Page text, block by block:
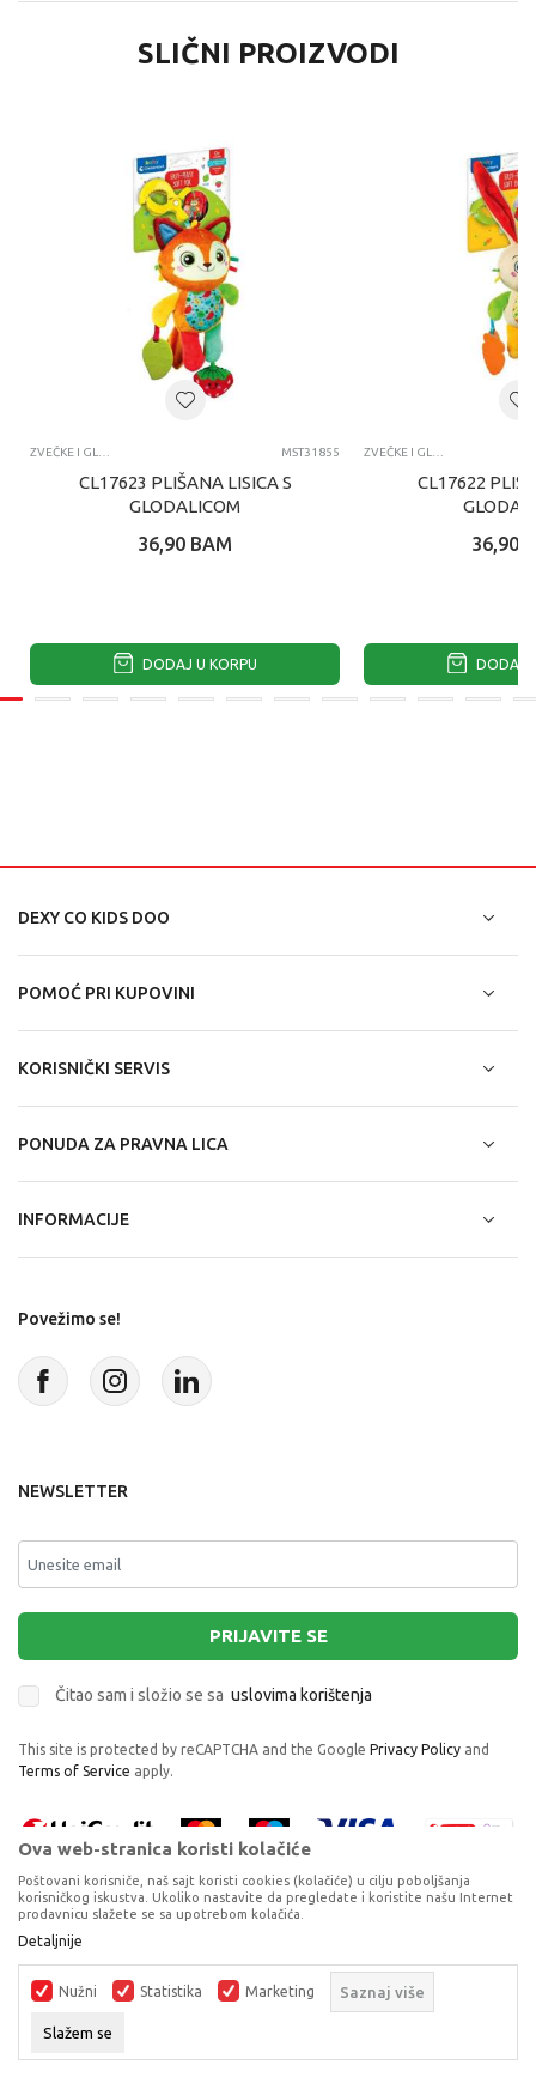
SLIČNI PROIZVODI
MST31855
CL17623 PLIŠANA LISICA S
GLODALICOM
36,90 BAM
DODAJ U KORPU
CL17622
36,90
DODAJ
DEXY CO KIDS DOO
POMOĆ PRI KUPOVINI
KORISNIČKI SERVIS
PONUDA ZA PRAVNA LICA
INFORMACIJE
Povežimo se!
NEWSLETTER
PRIJAVITE SE
Čitao sam i složio se sa uslovima korištenja
This site is protected by reCAPTCHA and the Google Privacy Policy and
Terms of Service apply.
Proizvode na sajtu nastojimo da opišemo što je preciznije moguće, ali ne
možemo garantovati da su svi podaci i fotografije, navedeni u okrviru
proizvoda, u potpunosti kompletni i bez grešaka. Svi artikli prikazani na
sajtu su dio naše ponude, ali ne podrazumijeva da su dostupni u svakom
Ova web-stranica koristi kolačiće
Poštovani korisniče, naš sajt koristi cookies (kolačiće) u cilju poboljšanja
korisničkog iskustva. Ukoliko nastavite da pregledate i koristite našu Internet
prodavnicu slažete se sa upotrebom kolačića.
Detaljnije
Nužni Statistika Marketing Saznaj više
Slažem se